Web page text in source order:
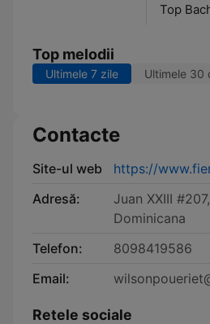
Top
Top melodii
Ultimele 7 zile Ultimele 30
Contacte
Site-ul web
https://
Adresă:
Juan XXIII
Dominicana
Telefon:
8098419586
Email:
Retele sociale